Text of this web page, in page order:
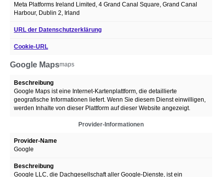
Meta Platforms Ireland Limited, 4 Grand Canal Square, Grand Canal
Harbour, Dublin 2, Irland
URL der Datenschutzerklärung
Cookie-URL
Google Mapsmaps
Beschreibung
Google Maps ist eine Internet-Kartenplattform, die detaillierte
geografische Informationen liefert. Wenn Sie diesem Dienst einwilligen,
werden Inhalte von dieser Plattform auf dieser Website angezeigt.
Provider-Informationen
Provider-Name
Google
Beschreibung
Google LLC, die Dachgesellschaft aller Google-Dienste, ist ein